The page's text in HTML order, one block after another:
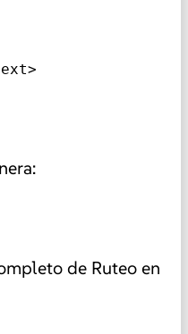
de Ruteo en